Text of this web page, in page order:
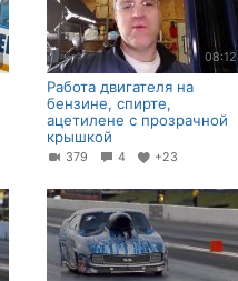
08:12
Работа двигателя на
бензине, спирте,
ацетилене с прозрачной
крышкой
379 4 +23